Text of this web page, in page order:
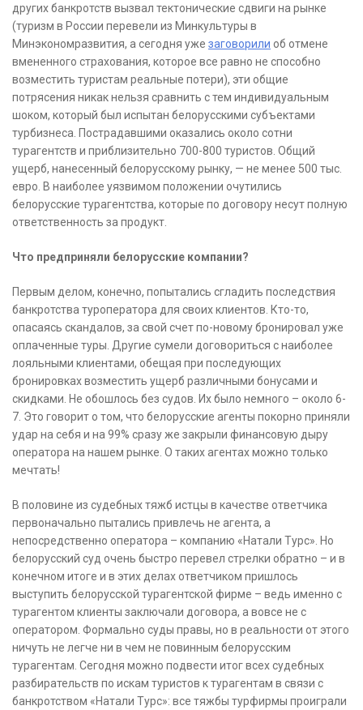
других банкротств вызвал тектонические сдвиги на рынке
(туризм в России перевели из Минкультуры в
Минэкономразвития, а сегодня уже заговорили об отмене
вмененного страхования, которое все равно не способно
возместить туристам реальные потери), эти общие
потрясения никак нельзя сравнить с тем индивидуальным
шоком, который был испытан белорусскими субъектами
турбизнеса. Пострадавшими оказались около сотни
турагентств и приблизительно 700-800 туристов. Общий
ущерб, нанесенный белорусскому рынку, — не менее 500 тыс.
евро. В наиболее уязвимом положении очутились
белорусские турагентства, которые по договору несут полную
ответственность за продукт.
Что предприняли белорусские компании?
Первым делом, конечно, попытались сгладить последствия
банкротства туроператора для своих клиентов. Кто-то,
опасаясь скандалов, за свой счет по-новому бронировал уже
оплаченные туры. Другие сумели договориться с наиболее
лояльными клиентами, обещая при последующих
бронировках возместить ущерб различными бонусами и
скидками. Не обошлось без судов. Их было немного – около 6-
7. Это говорит о том, что белорусские агенты покорно приняли
удар на себя и на 99% сразу же закрыли финансовую дыру
оператора на нашем рынке. О таких агентах можно только
мечтать!
В половине из судебных тяжб истцы в качестве ответчика
первоначально пытались привлечь не агента, а
непосредственно оператора – компанию «Натали Турс». Но
белорусский суд очень быстро перевел стрелки обратно – и в
конечном итоге и в этих делах ответчиком пришлось
выступить белорусской турагентской фирме – ведь именно с
турагентом клиенты заключали договора, а вовсе не с
оператором. Формально суды правы, но в реальности от этого
ничуть не легче ни в чем не повинным белорусским
турагентам. Сегодня можно подвести итог всех судебных
разбирательств по искам туристов к турагентам в связи с
банкротством «Натали Турс»: все тяжбы турфирмы проиграли